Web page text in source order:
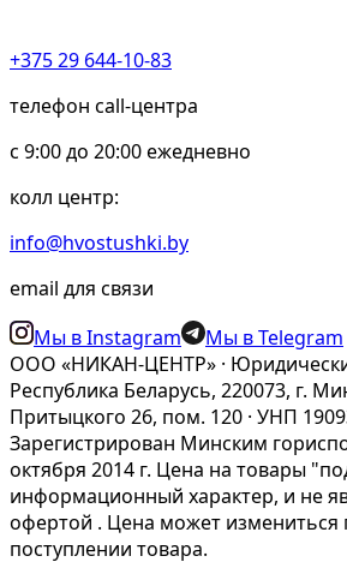
+375 29 644-10-83
телефон call-центра
c 9:00 до 20:00 ежедневно
колл центр:
info@hvostushki.by
email для связи
Мы в Instagram
Мы в Telegram
ООО «НИКАН-ЦЕНТР» ·
Республика Беларусь, 220073, г.
Притыцкого 26, пом. 120 · УНП
Зарегистрирован Минским
октября 2014 г. Цена на товары
информационный характер, и не
офертой . Цена может
поступлении товара.